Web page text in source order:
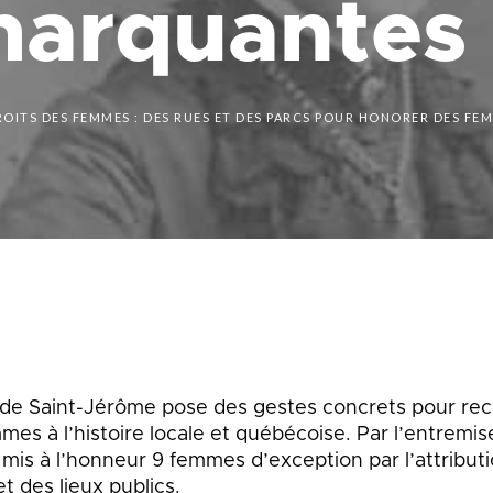
Pelouse écologique
Résidus de construction, de
rénovation et de démolition
Tonte différenciée
Zones inondables
DES FEMMES : DES RUES ET DES PARCS POUR HONORER DES
Saint-Jérôme pose des gestes concrets pour
à l’histoire locale et québécoise. Par
à l’honneur 9 femmes d’exception par
des lieux publics.